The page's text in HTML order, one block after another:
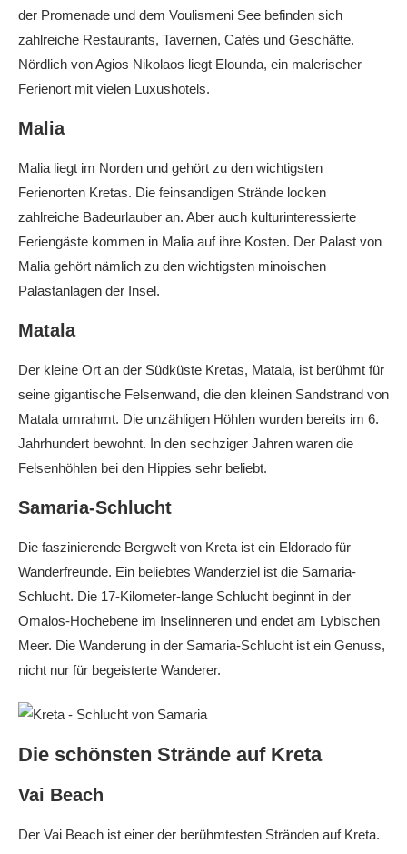
der Promenade und dem Voulismeni See befinden sich
zahlreiche Restaurants, Tavernen, Cafés und Geschäfte.
Nördlich von Agios Nikolaos liegt Elounda, ein malerischer
Ferienort mit vielen Luxushotels.
Malia
Malia liegt im Norden und gehört zu den wichtigsten
Ferienorten Kretas. Die feinsandigen Strände locken
zahlreiche Badeurlauber an. Aber auch kulturinteressierte
Feriengäste kommen in Malia auf ihre Kosten. Der Palast von
Malia gehört nämlich zu den wichtigsten minoischen
Palastanlagen der Insel.
Matala
Der kleine Ort an der Südküste Kretas, Matala, ist berühmt für
seine gigantische Felsenwand, die den kleinen Sandstrand von
Matala umrahmt. Die unzähligen Höhlen wurden bereits im 6.
Jahrhundert bewohnt. In den sechziger Jahren waren die
Felsenhöhlen bei den Hippies sehr beliebt.
Samaria-Schlucht
Die faszinierende Bergwelt von Kreta ist ein Eldorado für
Wanderfreunde. Ein beliebtes Wanderziel ist die Samaria-
Schlucht. Die 17-Kilometer-lange Schlucht beginnt in der
Omalos-Hochebene im Inselinneren und endet am Lybischen
Meer. Die Wanderung in der Samaria-Schlucht ist ein Genuss,
nicht nur für begeisterte Wanderer.
Die schönsten Strände auf Kreta
Vai Beach
Der Vai Beach ist einer der berühmtesten Stränden auf Kreta.